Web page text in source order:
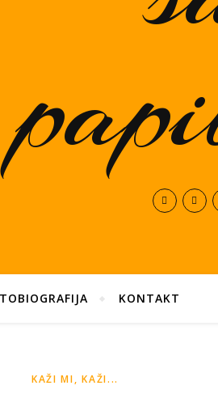
KONTAKT
KAŽI MI, KAŽI...